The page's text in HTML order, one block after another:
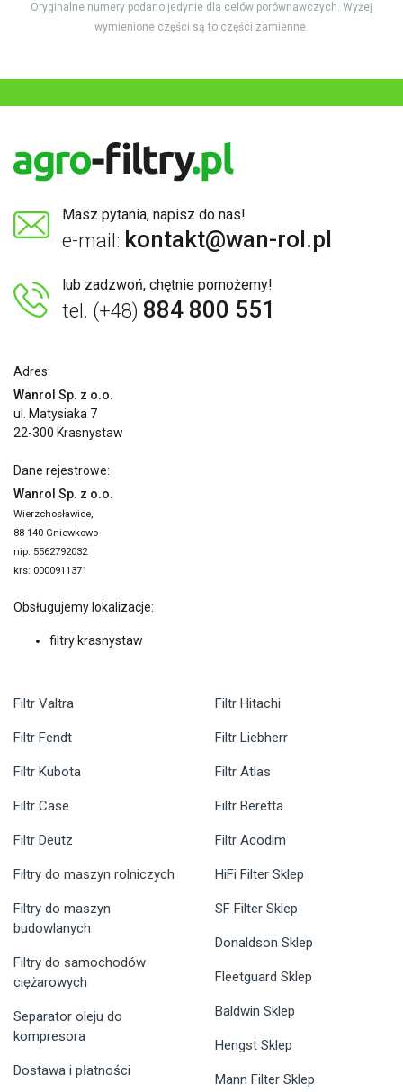
Oryginalne numery podano jedynie dla celów porównawczych. Wyżej
wymienione części są to części zamienne.
Masz pytania, napisz do nas!
e-mail: kontakt@wan-rol.pl
lub zadzwoń, chętnie pomożemy!
tel. (+48) 884 800 551
Adres:
Wanrol Sp. z o.o.
ul. Matysiaka 7
22-300 Krasnystaw
Dane rejestrowe:
Wanrol Sp. z o.o.
Wierzchosławice,
88-140 Gniewkowo
nip: 5562792032
krs: 0000911371
Obsługujemy lokalizacje:
filtry krasnystaw
Filtr Valtra
Filtr Fendt
Filtr Kubota
Filtr Case
Filtr Deutz
Filtr Hitachi
Filtr Liebherr
Filtr Atlas
Filtr Beretta
Filtr Acodim
Filtry do maszyn rolniczych
Filtry do maszyn
budowlanych
Filtry do samochodów
ciężarowych
Separator oleju do
kompresora
Dostawa i płatności
HiFi Filter Sklep
SF Filter Sklep
Donaldson Sklep
Fleetguard Sklep
Baldwin Sklep
Hengst Sklep
Mann Filter Sklep